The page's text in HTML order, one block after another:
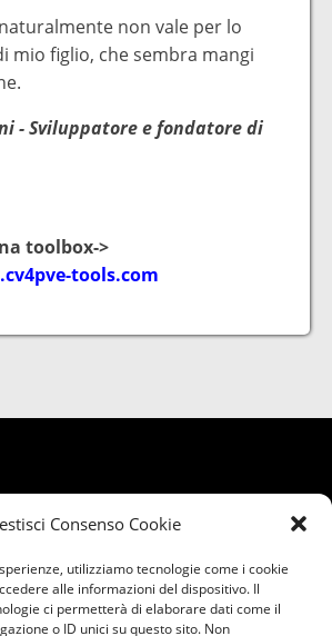
Consenso Cookie
utilizziamo tecnologie come i cookie
alle informazioni del dispositivo. Il
ci permetterà di elaborare dati come il
o ID unici su questo sito. Non
non vale per lo
mio figlio, che sembra mangi
- Sviluppatore e fondatore di
toolbox->
tools.com